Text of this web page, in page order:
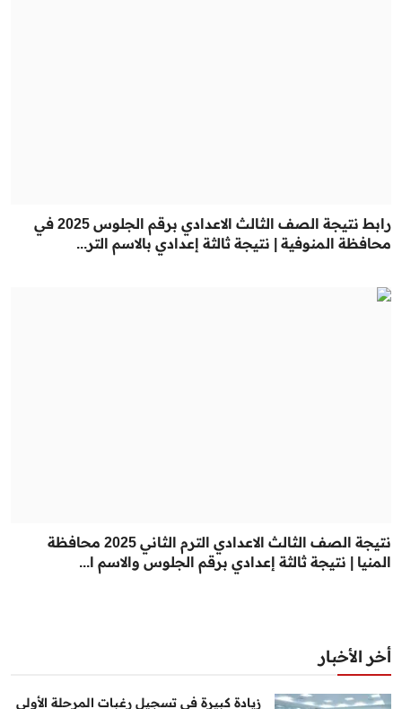
رابط نتيجة الصف الثالث الاعدادي برقم الجلوس 2025 في
محافظة المنوفية | نتيجة ثالثة إعدادي بالاسم التر...
نتيجة الصف الثالث الاعدادي الترم الثاني 2025 محافظة
المنيا | نتيجة ثالثة إعدادي برقم الجلوس والاسم ا...
أخر الأخبار
زيادة كبيرة في تسجيل رغبات المرحلة الأولى